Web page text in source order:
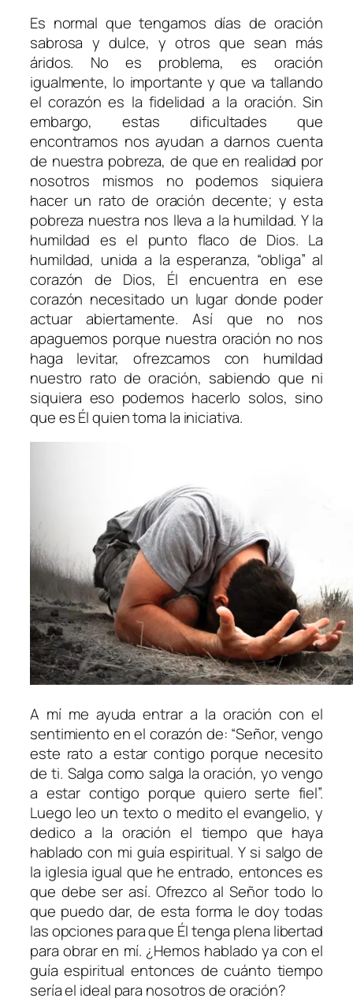
Es normal que tengamos días de oración
sabrosa y dulce, y otros que sean más
áridos. No es problema, es oración
igualmente, lo importante y que va tallando
el corazón es la fidelidad a la oración. Sin
embargo, estas dificultades que
encontramos nos ayudan a darnos cuenta
de nuestra pobreza, de que en realidad por
nosotros mismos no podemos siquiera
hacer un rato de oración decente; y esta
pobreza nuestra nos lleva a la humildad. Y la
humildad es el punto flaco de Dios. La
humildad, unida a la esperanza, “obliga” al
corazón de Dios, Él encuentra en ese
corazón necesitado un lugar donde poder
actuar abiertamente. Así que no nos
apaguemos porque nuestra oración no nos
haga levitar, ofrezcamos con humildad
nuestro rato de oración, sabiendo que ni
siquiera eso podemos hacerlo solos, sino
que es Él quien toma la iniciativa.
A mí me ayuda entrar a la oración con el
sentimiento en el corazón de: “Señor, vengo
este rato a estar contigo porque necesito
de ti. Salga como salga la oración, yo vengo
a estar contigo porque quiero serte fiel”.
Luego leo un texto o medito el evangelio, y
dedico a la oración el tiempo que haya
hablado con mi guía espiritual. Y si salgo de
la iglesia igual que he entrado, entonces es
que debe ser así. Ofrezco al Señor todo lo
que puedo dar, de esta forma le doy todas
las opciones para que Él tenga plena libertad
para obrar en mí. ¿Hemos hablado ya con el
guía espiritual entonces de cuánto tiempo
sería el ideal para nosotros de oración?